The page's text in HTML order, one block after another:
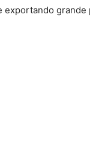
grande